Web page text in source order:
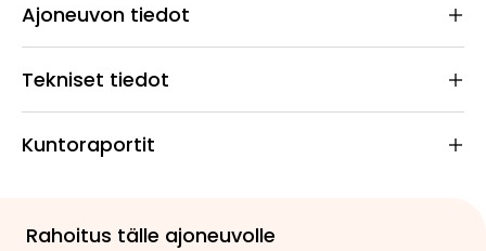
Ajoneuvon tiedot
Tekniset tiedot
Kuntoraportit
Rahoitus tälle ajoneuvolle